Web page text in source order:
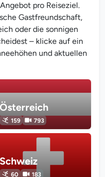
pro Reiseziel.
Gastfreundschaft,
oder die sonnigen
– klicke auf ein
und aktuellen
Österreich
159 793
Schweiz
60 183